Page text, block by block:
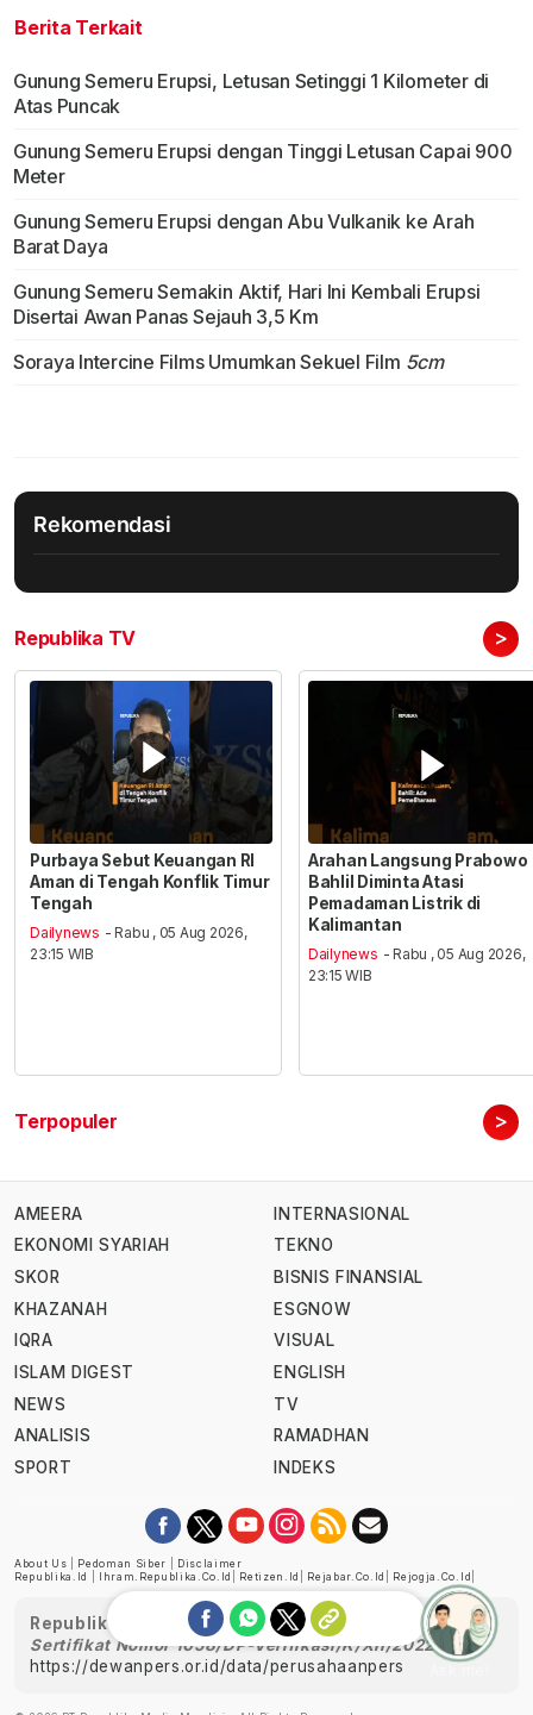
Berita Terkait
Gunung Semeru Erupsi, Letusan Setinggi 1 Kilometer di
Atas Puncak
Gunung Semeru Erupsi dengan Tinggi Letusan Capai 900
Meter
Gunung Semeru Erupsi dengan Abu Vulkanik ke Arah
Barat Daya
Gunung Semeru Semakin Aktif, Hari Ini Kembali Erupsi
Disertai Awan Panas Sejauh 3,5 Km
Soraya Intercine Films Umumkan Sekuel Film 5cm
Rekomendasi
Republika TV >
Purbaya Sebut Keuangan RI
Aman di Tengah Konflik Timur
Tengah
Dailynews - Rabu , 05 Aug 2026,
23:15 WIB
Arahan Langsung Prabowo
Bahlil Diminta Atasi
Pemadaman Listrik di
Kalimantan
Dailynews - Rabu , 05 Aug 2026,
23:15 WIB
Terpopuler >
AMEERA
EKONOMI SYARIAH
SKOR
KHAZANAH
IQRA
ISLAM DIGEST
NEWS
ANALISIS
SPORT
INTERNASIONAL
TEKNO
BISNIS FINANSIAL
ESGNOW
VISUAL
ENGLISH
TV
RAMADHAN
INDEKS
About Us Pedoman Siber
Disclaimer
Republika.id
Ihram.republika.co.id Retizen.id Rejabar.co.id Rejogja.co.id
Republika telah diverifikasi oleh Dewan Pers
Sertifikat Nomor 1058/DP-Verifikasi/K/XII/2022
https://dewanpers.or.id/data/perusahaanpers